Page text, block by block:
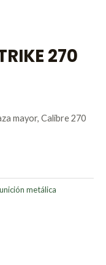
270
mayor, Calibre 270
metálica